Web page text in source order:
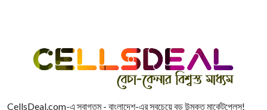
CellsDeal.com-এ স্বাগতম - বাংলাদেশ-এর সবচেয়ে বড় উন্মুক্ত মার্কেটপ্লেস!